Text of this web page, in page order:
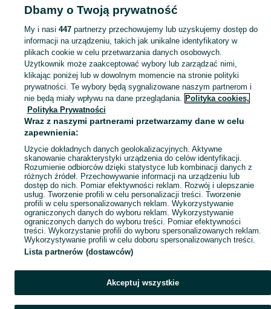
Popularne wyszukiwania
ciągnik biurko
Skorzystaj z największego serwisu ogłoszeniowego - Siemiechów i okolice! Kupuj to, czego pragniesz i sprzedawaj to, czego już nie potrzebujesz! Zobacz
Mapa kategorii
Mapa miejscowości
Mapa ministron
Popularne wyszukiwania
Dbamy o Twoją prywatność
My i nasi 447partnerzy przechowujemy lub uzyskujemy dostęp do
informacji na urządzeniu, takich jak unikalne identyfikatory w
plikach cookie w celu przetwarzania danych osobowych.
Użytkownik może zaakceptować wybory lub zarządzać nimi,
klikając poniżej lub w dowolnym momencie na stronie polityki
prywatności. Te wybory będą sygnalizowane naszym partnerom i
nie będą miały wpływu na dane przeglądania. Polityka cookies,
Polityka Prywatności
Wraz z naszymi partnerami przetwarzamy dane w celu
zapewnienia:
Użycie dokładnych danych geolokalizacyjnych. Aktywne
skanowanie charakterystyki urządzenia do celów identyfikacji.
Rozumienie odbiorców dzięki statystyce lub kombinacji danych z
różnych źródeł. Przechowywanie informacji na urządzeniu lub
dostęp do nich. Pomiar efektywności reklam. Rozwój i ulepszanie
usług. Tworzenie profili w celu personalizacji treści. Tworzenie
profili w celu spersonalizowanych reklam. Wykorzystywanie
ograniczonych danych do wyboru reklam. Wykorzystywanie
ograniczonych danych do wyboru treści. Pomiar efektywności
treści. Wykorzystanie profili do wyboru spersonalizowanych reklam.
Wykorzystywanie profili w celu doboru spersonalizowanych treści.
Lista partnerów (dostawców)
Akceptuj wszystkie